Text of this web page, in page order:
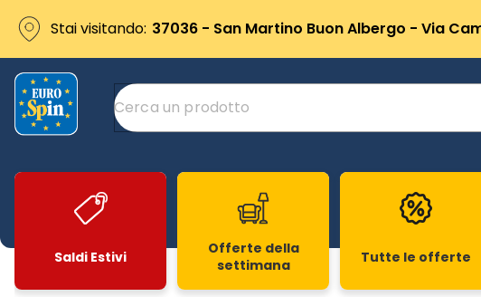
Stai visitando: 37036 - San Martino Buon Albergo - Via
Saldi Estivi
Offerte della
settimana
Tutte le offerte